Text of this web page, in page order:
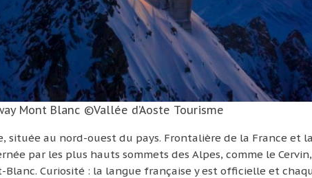
Mont Blanc ©Vallée d’Aoste Tourisme
située au nord-ouest du pays. Frontalière de la France et
par les plus hauts sommets des Alpes, comme le
Blanc. Curiosité : la langue française y est officielle et